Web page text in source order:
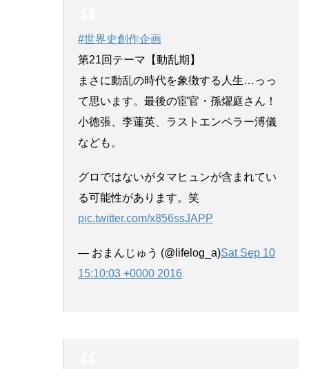
#世界史創作企画
第21回テーマ【動乱期】
まさに動乱の時代を象徴する人生…っっ
て思います。最後の宦官・孫燿庭さん！
小徳張、李蓮英、ラストエンペラー溥儀
なども。
グロではないがタマヒュンが含まれてい
る可能性があります。笑
pic.twitter.com/x856ssJAPP
— おまんじゅう (@lifelog_a)Sat Sep 10
15:10:03 +0000 2016